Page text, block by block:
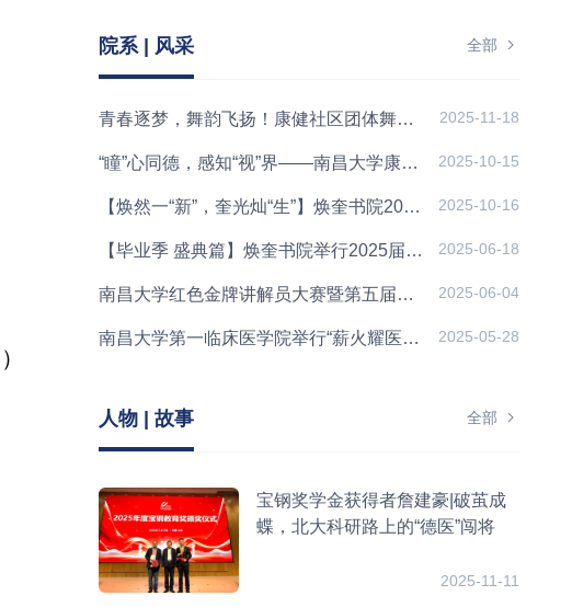
）
院系 | 风采 全部
青春逐梦，舞韵飞扬！康健社区团体舞大赛圆满落幕 2025-11-18
“瞳”心同德，感知“视”界——南昌大学康健社区暨眼视光学院第... 2025-10-15
【焕然一“新”，奎光灿“生”】焕奎书院2025级临床卓越创新... 2025-10-16
【毕业季 盛典篇】焕奎书院举行2025届首届毕业生毕业典礼 2025-06-18
南昌大学红色金牌讲解员大赛暨第五届校园十佳讲解员大赛圆满落幕 2025-06-04
南昌大学第一临床医学院举行“薪火耀医路，青春启新程”2022... 2025-05-28
人物 | 故事 全部
宝钢奖学金获得者詹建豪|破茧成
蝶，北大科研路上的“德医”闯将
2025-11-11